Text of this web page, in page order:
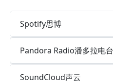
Spotify思博
Pandora Radio潘多拉电台
SoundCloud声云